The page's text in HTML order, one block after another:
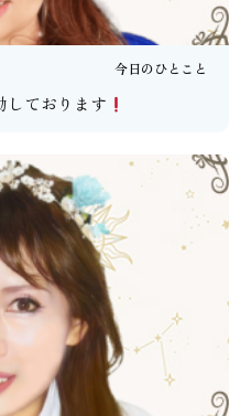
今日のひとこと
しております